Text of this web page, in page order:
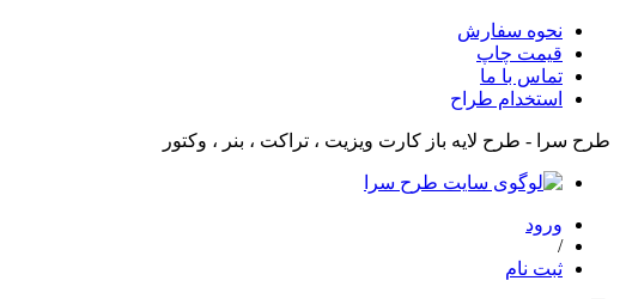
نحوه سفارش
قیمت چاپ
تماس با ما
استخدام طراح
طرح سرا - طرح لایه باز کارت ویزیت ، تراکت ، بنر ، وکتور
ورود
/
ثبت نام